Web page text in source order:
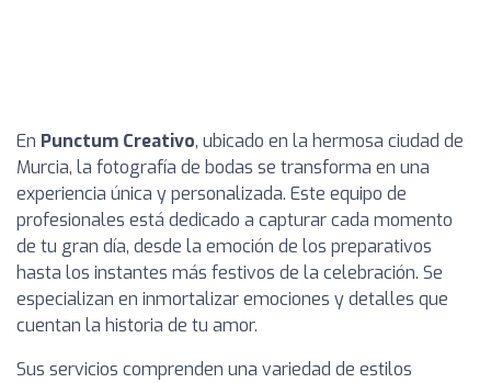
En Punctum Creativo, ubicado en la hermosa ciudad de
Murcia, la fotografía de bodas se transforma en una
experiencia única y personalizada. Este equipo de
profesionales está dedicado a capturar cada momento
de tu gran día, desde la emoción de los preparativos
hasta los instantes más festivos de la celebración. Se
especializan en inmortalizar emociones y detalles que
cuentan la historia de tu amor.
Sus servicios comprenden una variedad de estilos